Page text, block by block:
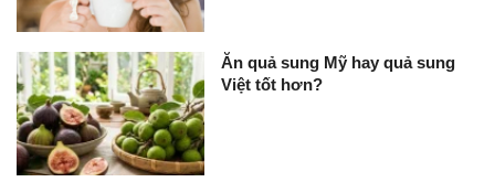
Ăn quả sung Mỹ hay quả sung
Việt tốt hơn?